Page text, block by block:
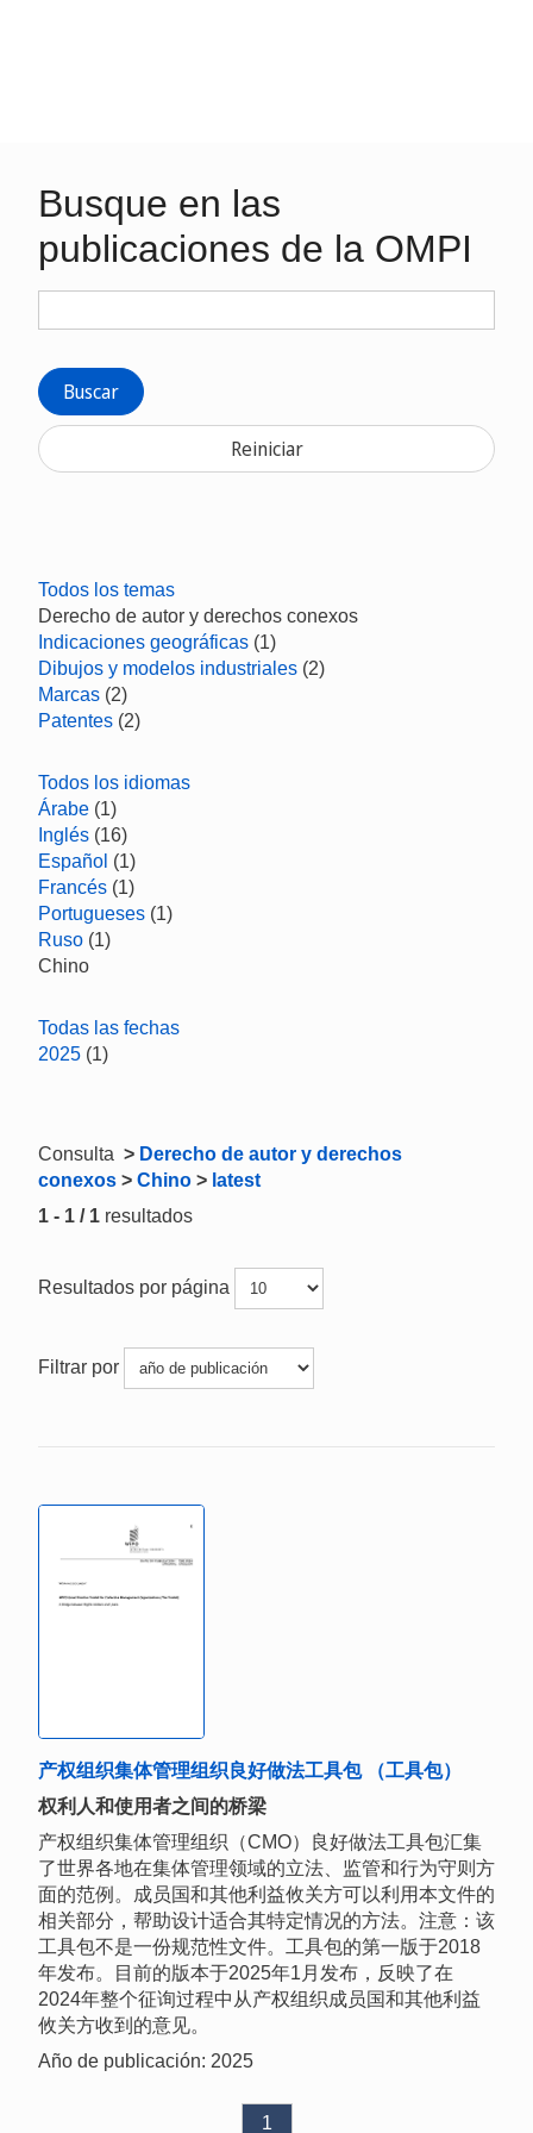
Busque en las
publicaciones de la OMPI
Buscar
Reiniciar
Todos los temas
Derecho de autor y derechos conexos
Indicaciones geográficas (1)
Dibujos y modelos industriales (2)
Marcas (2)
Patentes (2)
Todos los idiomas
Árabe (1)
Inglés (16)
Español (1)
Francés (1)
Portugueses (1)
Ruso (1)
Chino
Todas las fechas
2025 (1)
Consulta > Derecho de autor y derechos
conexos > Chino > latest
1 - 1 / 1 resultados
Resultados por página
Filtrar por
产权组织集体管理组织良好做法工具包 （工具包）
权利人和使用者之间的桥梁
产权组织集体管理组织（CMO）良好做法工具包汇集
了世界各地在集体管理领域的立法、监管和行为守则方
面的范例。成员国和其他利益攸关方可以利用本文件的
相关部分，帮助设计适合其特定情况的方法。注意：该
工具包不是一份规范性文件。工具包的第一版于2018
年发布。目前的版本于2025年1月发布，反映了在
2024年整个征询过程中从产权组织成员国和其他利益
攸关方收到的意见。
Año de publicación: 2025
1